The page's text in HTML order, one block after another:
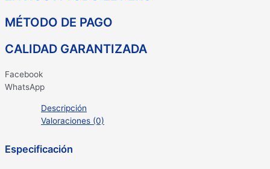
MÉTODO DE PAGO
CALIDAD GARANTIZADA
Facebook
WhatsApp
Descripción
Valoraciones (0)
Especificación